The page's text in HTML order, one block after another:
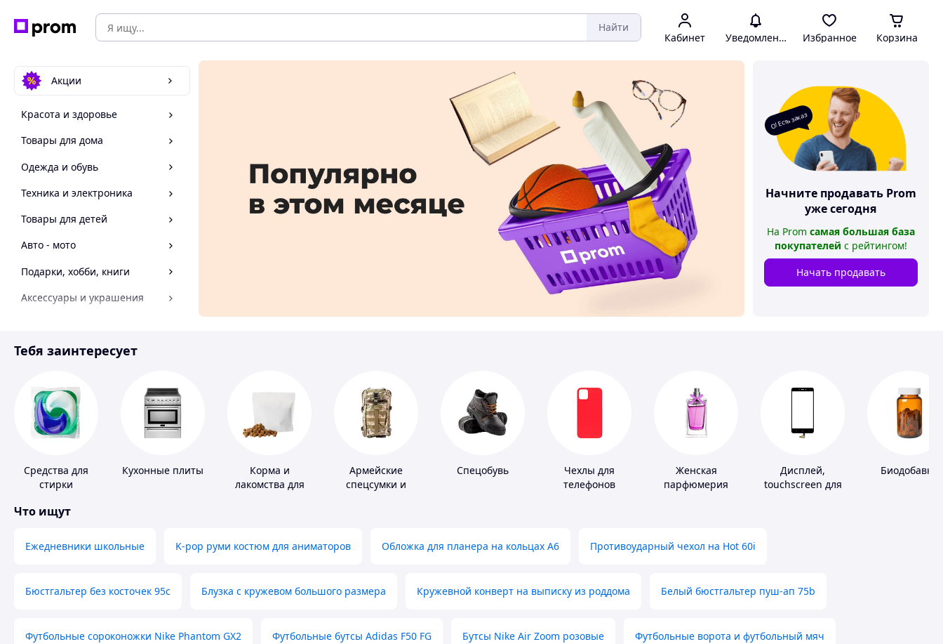
Найти
Кабинет Уведомления Избранное Корзина
Акции
Красота и здоровье
Товары для дома
Одежда и обувь
Техника и электроника
Товары для детей
Авто - мото
Подарки, хобби, книги
Аксессуары и украшения
Спорт и отдых
О! Есть заказ
Начните продавать Prom
уже сегодня
На Prom самая большая база
покупателей с рейтингом!
Начать продавать
Тебя заинтересует
Средства для
стирки
Кухонные плиты
Корма и
лакомства для
Армейские
спецсумки и
Спецобувь
Чехлы для
телефонов
Женская
парфюмерия
Дисплей,
touchscreen для
Биодобавки
Что ищут
Ежедневники школьные K-pop руми костюм для аниматоров Обложка для планера на кольцах А6 Противоударный чехол на Hot 60i
Бюстгальтер без косточек 95с Блузка с кружевом большого размера Кружевной конверт на выписку из роддома Белый бюстгальтер пуш-ап 75b
Футбольные сороконожки Nike Phantom GX2 Футбольные бутсы Adidas F50 FG Бутсы Nike Air Zoom розовые Футбольные ворота и футбольный мяч